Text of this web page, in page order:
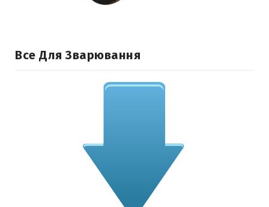
Все Для Зварювання